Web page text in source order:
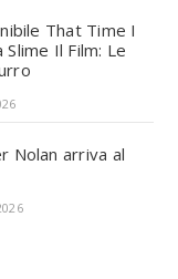
That Time I
Il Film: Le
Nolan arriva al